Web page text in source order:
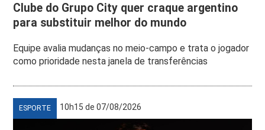
Clube do Grupo City quer craque argentino
para substituir melhor do mundo
Equipe avalia mudanças no meio-campo e trata o jogador
como prioridade nesta janela de transferências
ESPORTE 10h15 de 07/08/2026